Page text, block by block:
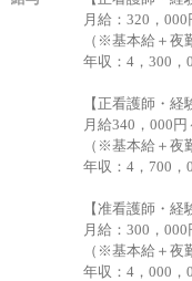
月給：320，000
（※基本給＋夜
年収：4，300，
【正看護師・経
月給340，000円
（※基本給＋夜
年収：4，700，
【准看護師・経
月給：300，000
（※基本給＋夜
年収：4，000，